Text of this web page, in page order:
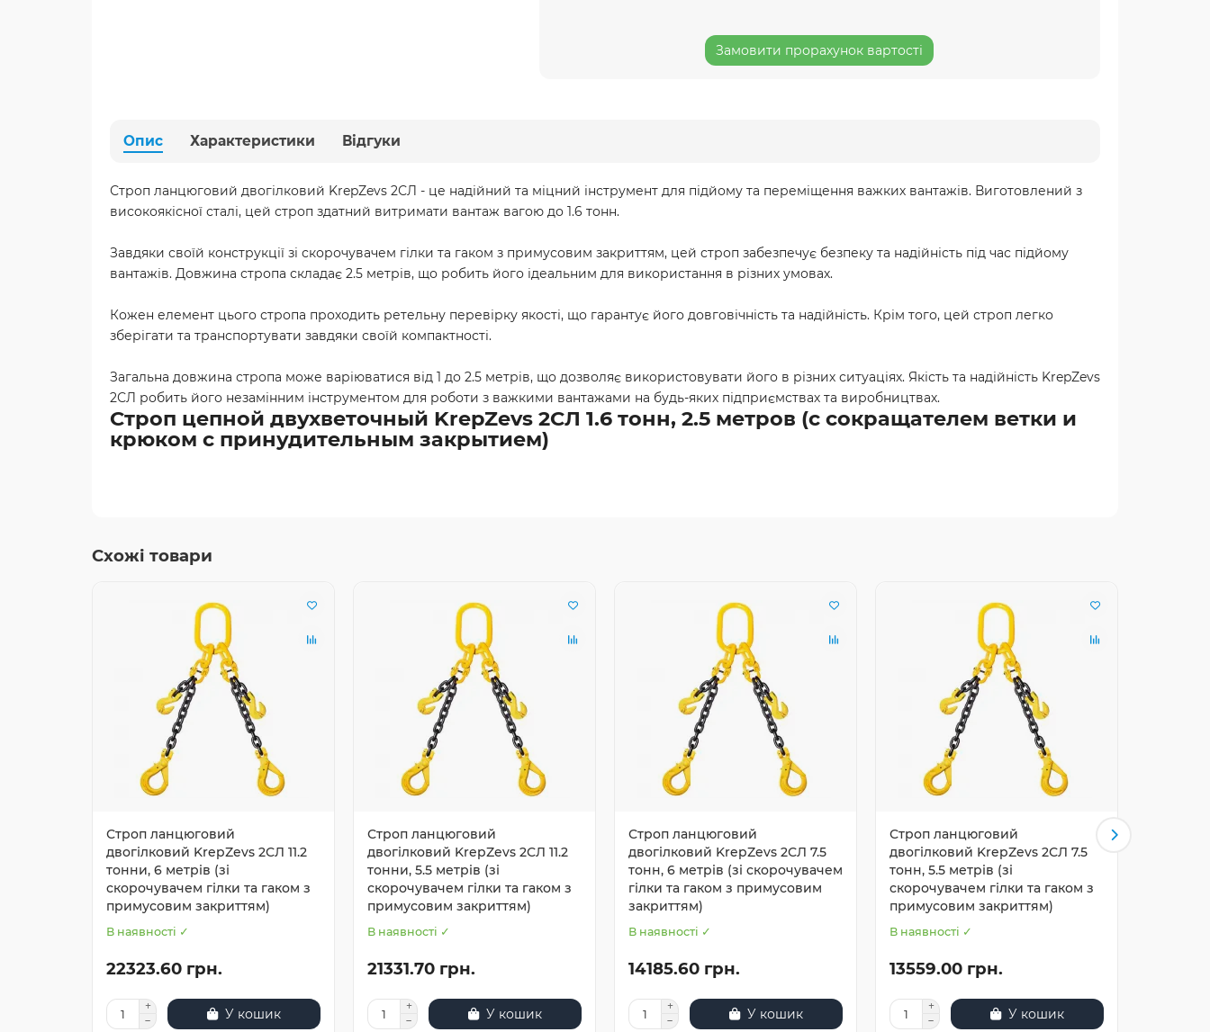
Замовити прорахунок вартості
Опис Характеристики Відгуки
Строп ланцюговий двогілковий KrepZevs 2СЛ - це надійний та міцний інструмент для підйому та переміщення важких вантажів. Виготовлений з
високоякісної сталі, цей строп здатний витримати вантаж вагою до 1.6 тонн.
Завдяки своїй конструкції зі скорочувачем гілки та гаком з примусовим закриттям, цей строп забезпечує безпеку та надійність під час підйому
вантажів. Довжина стропа складає 2.5 метрів, що робить його ідеальним для використання в різних умовах.
Кожен елемент цього стропа проходить ретельну перевірку якості, що гарантує його довговічність та надійність. Крім того, цей строп легко
зберігати та транспортувати завдяки своїй компактності.
Загальна довжина стропа може варіюватися від 1 до 2.5 метрів, що дозволяє використовувати його в різних ситуаціях. Якість та надійність KrepZevs
2СЛ робить його незамінним інструментом для роботи з важкими вантажами на будь-яких підприємствах та виробництвах.
Строп цепной двухветочный KrepZevs 2СЛ 1.6 тонн, 2.5 метров (с сокращателем ветки и
крюком с принудительным закрытием)
Схожі товари
Строп ланцюговий
двогілковий KrepZevs 2СЛ 11.2
тонни, 6 метрів (зі
скорочувачем гілки та гаком з
примусовим закриттям)
В наявності ✓
22323.60 грн.
У кошик
Строп ланцюговий
двогілковий KrepZevs 2СЛ 11.2
тонни, 5.5 метрів (зі
скорочувачем гілки та гаком з
примусовим закриттям)
В наявності ✓
21331.70 грн.
У кошик
Строп ланцюговий
двогілковий KrepZevs 2СЛ 7.5
тонн, 6 метрів (зі скорочувачем
гілки та гаком з примусовим
закриттям)
В наявності ✓
14185.60 грн.
У кошик
Строп ланцюговий
двогілковий KrepZevs 2СЛ 7.5
тонн, 5.5 метрів (зі
скорочувачем гілки та гаком з
примусовим закриттям)
В наявності ✓
13559.00 грн.
У кошик